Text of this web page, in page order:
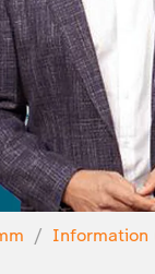
Information